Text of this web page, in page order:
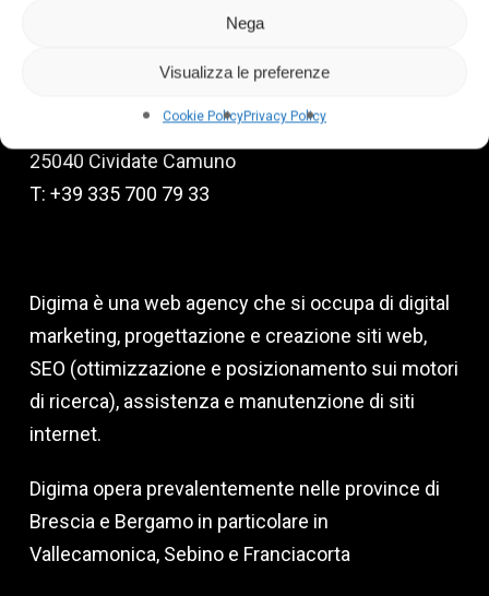
Nega
Visualizza le preferenze
Cookie PolicyPrivacy Policy
P.Iva 03026150981
Via degli Emigranti, 9
25040 Cividate Camuno
T: +39 335 700 79 33
Digima è una web agency che si occupa di digital
marketing, progettazione e creazione siti web,
SEO (ottimizzazione e posizionamento sui motori
di ricerca), assistenza e manutenzione di siti
internet.
Digima opera prevalentemente nelle province di
Brescia e Bergamo in particolare in
Vallecamonica, Sebino e Franciacorta